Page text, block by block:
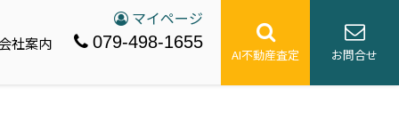
社案内
マイページ
079-498-1655
AI不動産査定 お問合せ